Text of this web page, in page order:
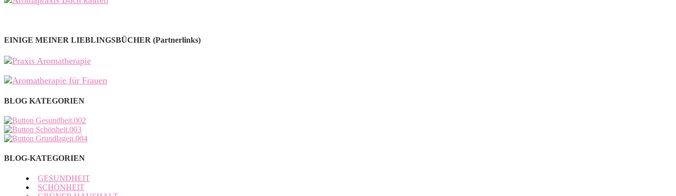
EINIGE MEINER LIEBLINGSBÜCHER (Partnerlinks)
BLOG KATEGORIEN
BLOG-KATEGORIEN
GESUNDHEIT
SCHÖNHEIT